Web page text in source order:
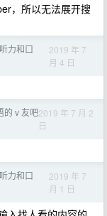
，所以无法展开搜
力和口
2019 年 7
月 4 日
的 v 友吧2019 年 7 月 2
日
力和口
2019 年 7
月 1 日